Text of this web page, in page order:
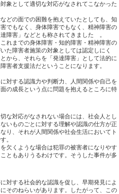
象として適切な対応がなされてこなかった
どの面での困難を抱えていたとしても、知
でもなく、身体障害でもなく、精神障害の
障害」などとも称されてきました 。
れまでの身体障害・知的障害・精神障害の
た障害者施策の対象としては認定しにく
から、それらを「発達障害」として法的に
害者支援法だということになります。
対する認識力や判断力、人間関係や自己を
の成長という点に問題を抱えるところに特
な対応がなされない場合には、社会人とし
いものごとに対する理解や認識の仕方が正
り、それが人間関係や社会生活においてト
。
欠くような場合は犯罪の被害者になりやす
ともありうるわけです。そうした事件が多
対する社会的な認識を促し、早期発見によ
そのねらいがあります。したがって、この